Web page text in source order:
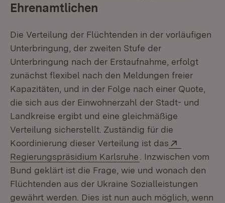
Ehrenamtlichen
Die Verteilung der Flüchtenden in der vorläufigen
Unterbringung, der zweiten Stufe der
Unterbringung nach der Erstaufnahme, erfolgt
zunächst flexibel nach den Meldungen freier
Kapazitäten, und in der Folge nach einer Quote,
die sich aus der Einwohnerzahl der Stadt- und
Landkreise ergibt und eine gleichmäßige
Verteilung sicherstellt. Zuständig für die
Koordinierung dieser Verteilung ist das
Regierungspräsidium Karlsruhe (Öffnet in neuem
. Inzwischen vom
Bund geklärt ist die Frage, wie und wonach den
Flüchtenden aus der Ukraine Sozialleistungen
gewährt werden. Dies ist nun auch möglich, wenn